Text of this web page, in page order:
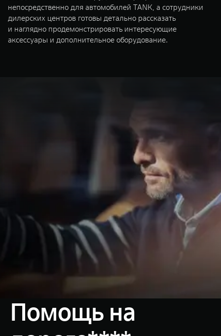
непосредственно для автомобилей TANK, а сотрудники
дилерских центров готовы детально рассказать
и наглядно продемонстрировать интересующие
аксессуары и дополнительное оборудование.
Помощь на